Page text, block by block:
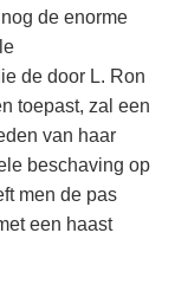
de enorme
de door L. Ron
toepast, zal een
van haar
beschaving op
men de pas
een haast